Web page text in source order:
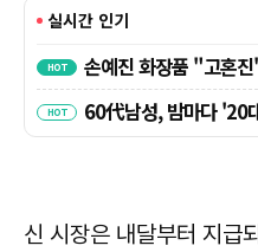
신 시장은 내달부터 지급